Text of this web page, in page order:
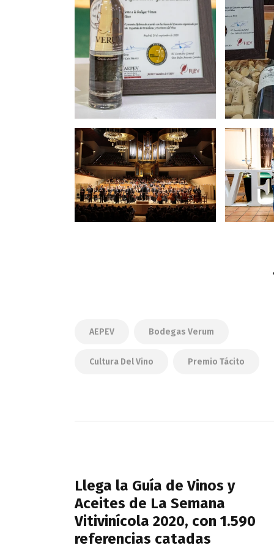
AEPEV Bodegas Verum
Cultura Del Vino Premio Tácito
entradas
Llega la Guía de Vinos y
Aceites de La Semana
Vitivinícola 2020, con 1.590
referencias catadas